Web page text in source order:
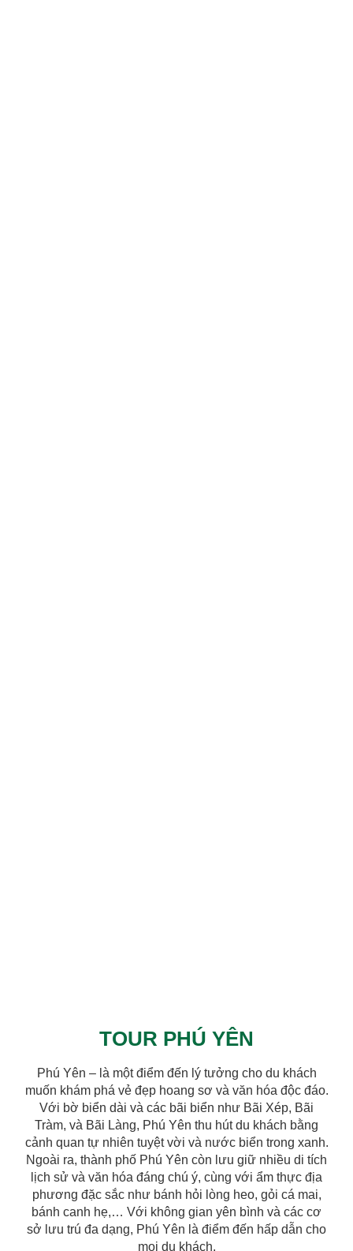
TOUR PHÚ YÊN
Phú Yên – là một điểm đến lý tưởng cho du khách
muốn khám phá vẻ đẹp hoang sơ và văn hóa độc đáo.
Với bờ biển dài và các bãi biển như Bãi Xép, Bãi
Tràm, và Bãi Làng, Phú Yên thu hút du khách bằng
cảnh quan tự nhiên tuyệt vời và nước biển trong xanh.
Ngoài ra, thành phố Phú Yên còn lưu giữ nhiều di tích
lịch sử và văn hóa đáng chú ý, cùng với ẩm thực địa
phương đặc sắc như bánh hỏi lòng heo, gỏi cá mai,
bánh canh hẹ,… Với không gian yên bình và các cơ
sở lưu trú đa dạng, Phú Yên là điểm đến hấp dẫn cho
mọi du khách.